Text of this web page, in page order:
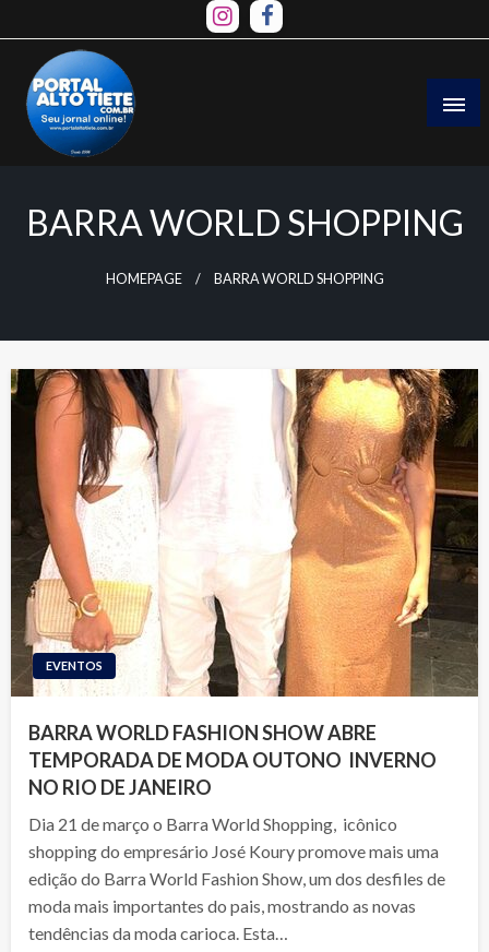
to
content
BARRA WORLD SHOPPING
HOMEPAGE BARRA WORLD SHOPPING
EVENTOS
BARRA WORLD FASHION SHOW ABRE
TEMPORADA DE MODA OUTONO INVERNO
NO RIO DE JANEIRO
Dia 21 de março o Barra World Shopping, icônico
shopping do empresário José Koury promove mais uma
edição do Barra World Fashion Show, um dos desfiles de
moda mais importantes do pais, mostrando as novas
tendências da moda carioca. Esta…